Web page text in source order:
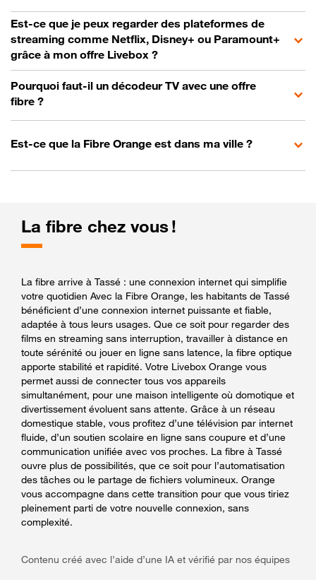
Est-ce que je peux regarder des plateformes de
streaming comme Netflix, Disney+ ou Paramount+
grâce à mon offre Livebox ?
Pourquoi faut-il un décodeur TV avec une offre
fibre ?
Est-ce que la Fibre Orange est dans ma ville ?
La fibre chez vous !
La fibre arrive à Tassé : une connexion internet qui simplifie
votre quotidien Avec la Fibre Orange, les habitants de Tassé
bénéficient d’une connexion internet puissante et fiable,
adaptée à tous leurs usages. Que ce soit pour regarder des
films en streaming sans interruption, travailler à distance en
toute sérénité ou jouer en ligne sans latence, la fibre optique
apporte stabilité et rapidité. Votre Livebox Orange vous
permet aussi de connecter tous vos appareils
simultanément, pour une maison intelligente où domotique et
divertissement évoluent sans attente. Grâce à un réseau
domestique stable, vous profitez d’une télévision par internet
fluide, d’un soutien scolaire en ligne sans coupure et d’une
communication unifiée avec vos proches. La fibre à Tassé
ouvre plus de possibilités, que ce soit pour l’automatisation
des tâches ou le partage de fichiers volumineux. Orange
vous accompagne dans cette transition pour que vous tiriez
pleinement parti de votre nouvelle connexion, sans
complexité.
Contenu créé avec l’aide d’une IA et vérifié par nos équipes